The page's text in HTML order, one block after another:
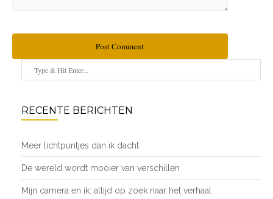
Post Comment
RECENTE BERICHTEN
Meer lichtpuntjes dan ik dacht
De wereld wordt mooier van verschillen
Mijn camera en ik: altijd op zoek naar het verhaal